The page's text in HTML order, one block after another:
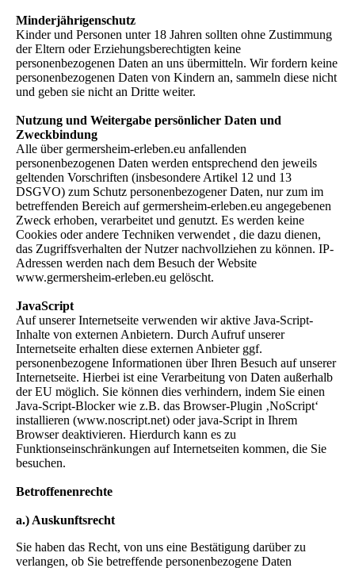
Minderjährigenschutz
Kinder und Personen unter 18 Jahren sollten ohne Zustimmung
der Eltern oder Erziehungsberechtigten keine
personenbezogenen Daten an uns übermitteln. Wir fordern keine
personenbezogenen Daten von Kindern an, sammeln diese nicht
und geben sie nicht an Dritte weiter.
Nutzung und Weitergabe persönlicher Daten und
Zweckbindung
Alle über germersheim-erleben.eu anfallenden
personenbezogenen Daten werden entsprechend den jeweils
geltenden Vorschriften (insbesondere Artikel 12 und 13
DSGVO) zum Schutz personenbezogener Daten, nur zum im
betreffenden Bereich auf germersheim-erleben.eu angegebenen
Zweck erhoben, verarbeitet und genutzt. Es werden keine
Cookies oder andere Techniken verwendet , die dazu dienen,
das Zugriffsverhalten der Nutzer nachvollziehen zu können. IP-
Adressen werden nach dem Besuch der Website
www.germersheim-erleben.eu gelöscht.
JavaScript
Auf unserer Internetseite verwenden wir aktive Java-Script-
Inhalte von externen Anbietern. Durch Aufruf unserer
Internetseite erhalten diese externen Anbieter ggf.
personenbezogene Informationen über Ihren Besuch auf unserer
Internetseite. Hierbei ist eine Verarbeitung von Daten außerhalb
der EU möglich. Sie können dies verhindern, indem Sie einen
Java-Script-Blocker wie z.B. das Browser-Plugin ‚NoScript‘
installieren (www.noscript.net) oder java-Script in Ihrem
Browser deaktivieren. Hierdurch kann es zu
Funktionseinschränkungen auf Internetseiten kommen, die Sie
besuchen.
Betroffenenrechte
a.) Auskunftsrecht
Sie haben das Recht, von uns eine Bestätigung darüber zu
verlangen, ob Sie betreffende personenbezogene Daten